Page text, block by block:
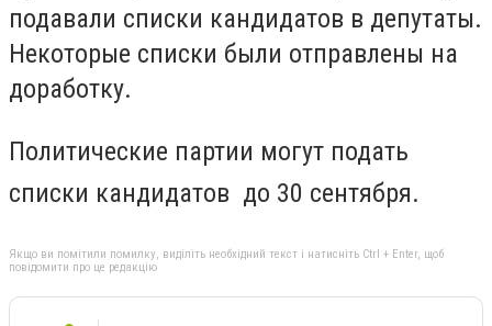
подавали списки кандидатов в депутаты.
Некоторые списки были отправлены на
доработку.
Политические партии могут подать
списки кандидатов до 30 сентября.
Якщо ви помітили помилку, виділіть необхідний текст і натисніть Ctrl + Enter, щоб
повідомити про це редакцію